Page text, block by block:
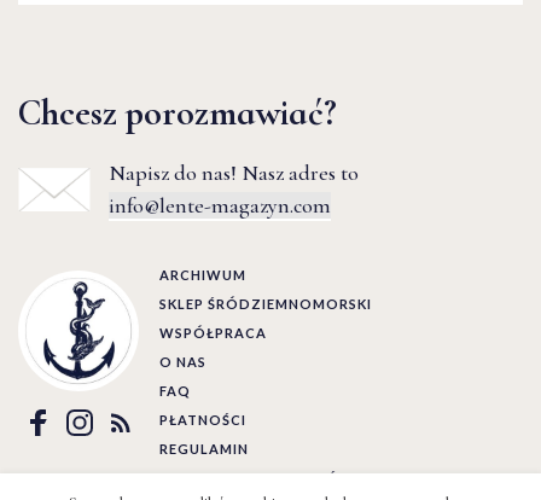
Chcesz porozmawiać?
Napisz do nas! Nasz adres to
info@lente-magazyn.com
ARCHIWUM
SKLEP ŚRÓDZIEMNOMORSKI
WSPÓŁPRACA
O NAS
FAQ
PŁATNOŚCI
REGULAMIN
POLITYKA PRYWATNOŚCI